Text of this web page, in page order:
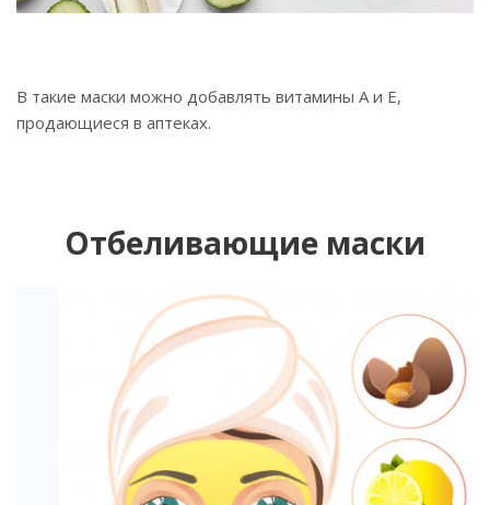
В такие маски можно добавлять витамины А и Е,
продающиеся в аптеках.
Отбеливающие маски